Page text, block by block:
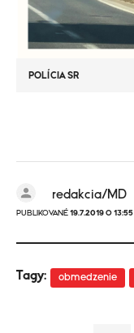
POLÍCIA SR
redakcia/MD
PUBLIKOVANÉ 19.7.2019 O 13:55
Tagy: obmedzenie